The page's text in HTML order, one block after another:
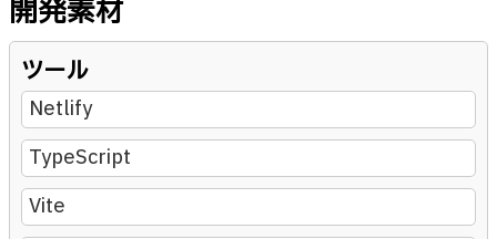
開発素材
ツール
Netlify
TypeScript
Vite